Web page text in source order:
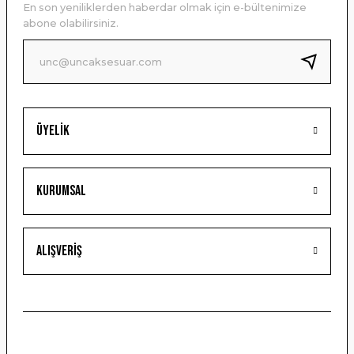
Ürün bilgilerinde hatalar bulunuyor.
Ürün fiyatı diğer sitelerden daha pahalı.
Bu ürüne benzer farklı alternatifler olmalı.
Gönder
Üyelik
Kurumsal
Alışveriş
En son yeniliklerden haberdar olmak için e-bültenimize
abone olabilirsiniz.